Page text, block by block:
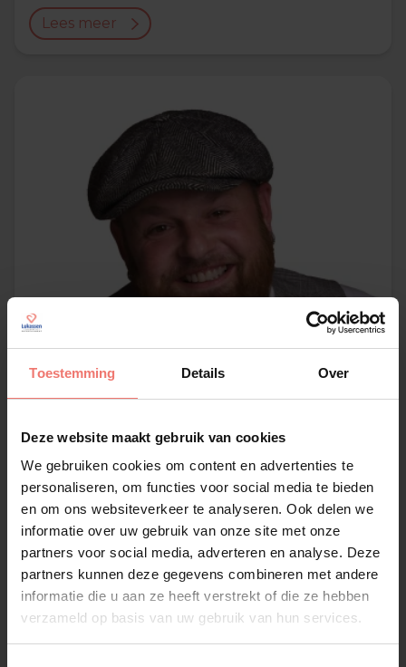
Toestemming Details Over
Deze website maakt gebruik van cookies
We gebruiken cookies om content en advertenties te
personaliseren, om functies voor social media te bieden
en om ons websiteverkeer te analyseren. Ook delen we
informatie over uw gebruik van onze site met onze
partners voor social media, adverteren en analyse. Deze
partners kunnen deze gegevens combineren met andere
informatie die u aan ze heeft verstrekt of die ze hebben
verzameld op basis van uw gebruik van hun services.
Lees meer
Gizbey
€ 1595,-
Lees meer